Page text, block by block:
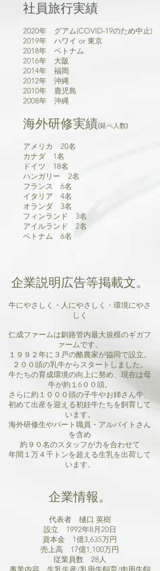
社員旅行実績​
2020年 グアム(COVID-19のため中止)
2019年 ハワイ or 東京
2018年 ベトナム
2016年 大阪
2014年 福岡
2012年 沖縄
2010年 鹿児島
2008年 沖縄
​海外研修実績(延べ人数)
アメリカ 20名
カナダ 1名
ドイツ 18名
ハンガリー 2名
フランス 6名
イタリア 4名
オランダ 3名
フィンランド 3名
アイルランド 2名
ベトナム 6名
企業説明広告等掲載文。
牛にやさしく・人にやさしく・環境にやさ
しく
仁成ファームは釧路管内最大規模のギガフ
ァームです。
１９９２年に３戸の酪農家が協同で設立。
２００頭の乳牛からスタートしました。
牛たちの育成環境の向上に努め、現在は母
牛が約１6００頭。
さらに約１０００頭の子牛やお姉さん牛、
初めて出産を迎える初妊牛たちを飼育して
います。
海外研修生やパート職員・アルバイトさん
を含め
約９０名のスタッフが力を合わせて
年間１万４千トンを超える生乳を出荷して
います。
企業情報。
代表者 樋口 英樹
設立 1992年8月20日
資本金 1億3,635万円
売上高 17億1,100万円
従業員数 28人